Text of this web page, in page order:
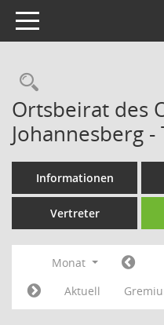
Toggle navigation
Ortsbeirat des
Johannesberg
Informationen
Vertreter
Monat
Aktuell